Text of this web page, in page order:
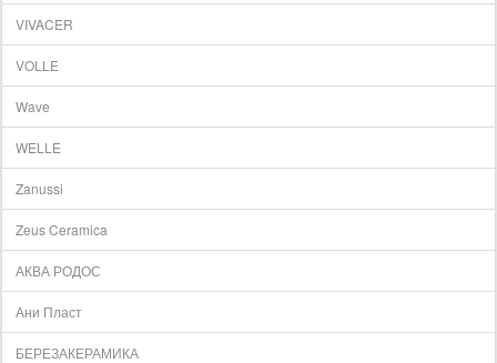
VIVACER
VOLLE
Wave
WELLE
Zanussi
Zeus Ceramica
АКВА РОДОС
Ани Пласт
БЕРЕЗАКЕРАМИКА